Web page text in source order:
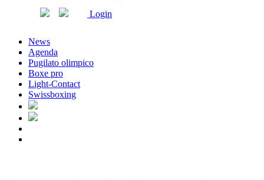
Login
News
Agenda
Pugilato olimpico
Boxe pro
Light-Contact
Swissboxing